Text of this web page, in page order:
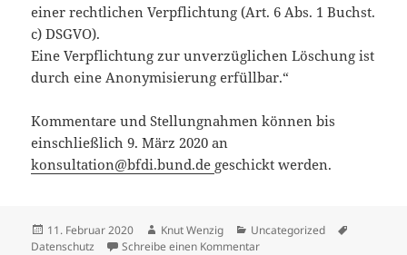
einer rechtlichen Verpflichtung (Art. 6 Abs. 1 Buchst.
c) DSGVO).
Eine Verpflichtung zur unverzüglichen Löschung ist
durch eine Anonymisierung erfüllbar.“
Kommentare und Stellungnahmen können bis
einschließlich 9. März 2020 an
konsultation@bfdi.bund.de geschickt werden.
Veröffentlicht
am
11. Februar 2020 Autor
Knut Wenzig Kategorien
Uncategorized
Datenschutz
Schreibe einen Kommentarzu Rechtsgrundlagen der